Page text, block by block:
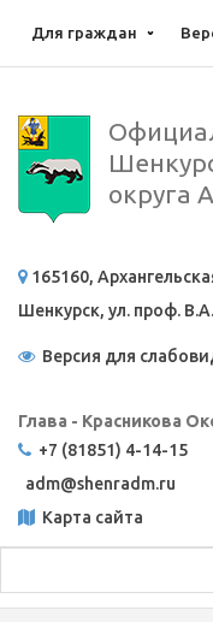
Для граждан
округа
165160,
Шенкурск, ул. проф.
Версия для
Глава - Красникова
+7 (81851) 4-14-15
adm@shenradm.ru
Карта сайта